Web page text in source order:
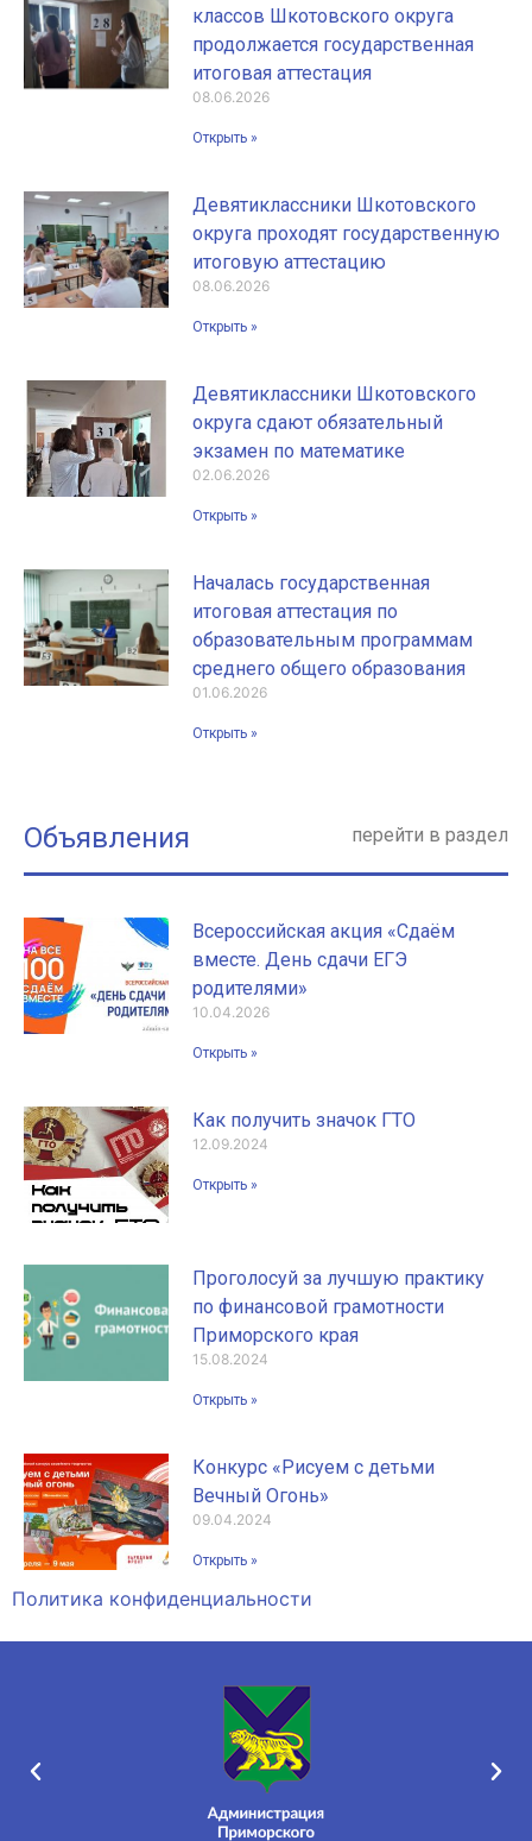
классов Шкотовского округа
продолжается государственная
итоговая аттестация
08.06.2026
Открыть »
Девятиклассники Шкотовского
округа проходят государственную
итоговую аттестацию
08.06.2026
Открыть »
Девятиклассники Шкотовского
округа сдают обязательный
экзамен по математике
02.06.2026
Открыть »
Началась государственная
итоговая аттестация по
образовательным программам
среднего общего образования
01.06.2026
Открыть »
Объявления перейти в раздел
Всероссийская акция «Сдаём
вместе. День сдачи ЕГЭ
родителями»
10.04.2026
Открыть »
Как получить значок ГТО
12.09.2024
Открыть »
Проголосуй за лучшую практику
по финансовой грамотности
Приморского края
15.08.2024
Открыть »
Конкурс «Рисуем с детьми
Вечный Огонь»
09.04.2024
Открыть »
Политика конфиденциальности